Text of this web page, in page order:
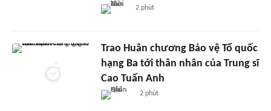
2 phút
Trao Huân chương Bảo vệ Tổ quốc
hạng Ba tới thân nhân của Trung sĩ
Cao Tuấn Anh
2 phút